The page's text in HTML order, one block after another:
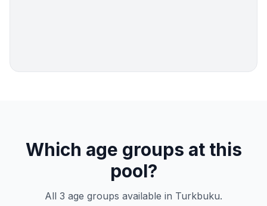
Which age groups at this
pool?
All 3 age groups available in Turkbuku.